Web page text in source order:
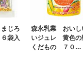
じろ
袋入
森永乳業 おいし
いジュレ 黄色の
くだもの ７０...